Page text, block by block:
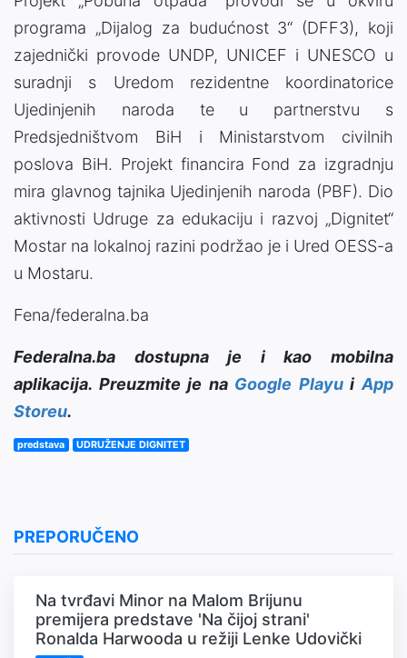
programa „Dijalog za budućnost 3“ (DFF3), koji
zajednički provode UNDP, UNICEF i UNESCO u
suradnji s Uredom rezidentne koordinatorice
Ujedinjenih naroda te u partnerstvu s
Predsjedništvom BiH i Ministarstvom civilnih
poslova BiH. Projekt financira Fond za izgradnju
mira glavnog tajnika Ujedinjenih naroda (PBF). Dio
aktivnosti Udruge za edukaciju i razvoj „Dignitet“
Mostar na lokalnoj razini podržao je i Ured OESS-a
u Mostaru.
Fena/federalna.ba
Federalna.ba dostupna je i kao mobilna
aplikacija. Preuzmite je na Google PlayuiApp
Storeu.
predstava UDRUŽENJE DIGNITET
PREPORUČENO
Na tvrđavi Minor na Malom Brijunu
premijera predstave 'Na čijoj strani'
Ronalda Harwooda u režiji Lenke Udovički